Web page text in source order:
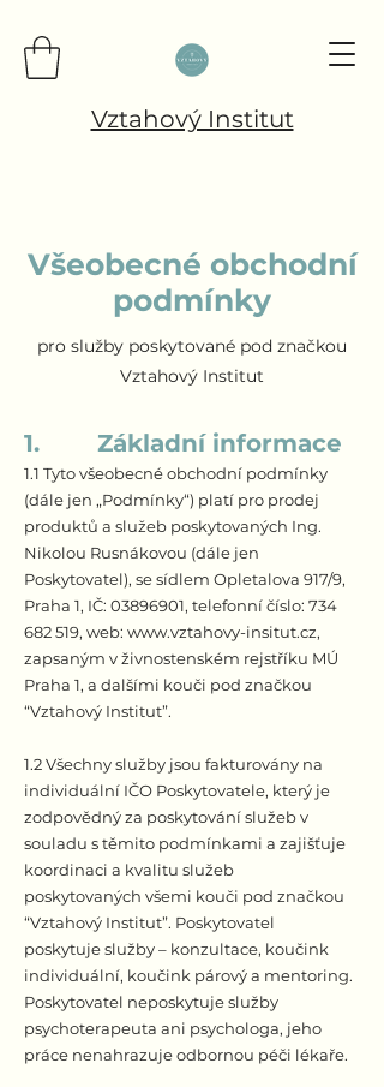
Vztahový Institut
Všeobecné obchodní
podmínky
pro služby poskytované pod značkou
Vztahový Institut
​1. Základní informace
1.1 Tyto všeobecné obchodní podmínky
(dále jen „Podmínky“) platí pro prodej
produktů a služeb poskytovaných Ing.
Nikolou Rusnákovou (dále jen
Poskytovatel), se sídlem Opletalova 917/9,
Praha 1, IČ: 03896901, telefonní číslo: 734
682 519, web: www.vztahovy-insitut.cz,
zapsaným v živnostenském rejstříku MÚ
Praha 1, a dalšími kouči pod značkou
“Vztahový Institut”.
1.2 Všechny služby jsou fakturovány na
individuální IČO Poskytovatele, který je
zodpovědný za poskytování služeb v
souladu s těmito podmínkami a zajišťuje
koordinaci a kvalitu služeb
poskytovaných všemi kouči pod značkou
“Vztahový Institut”. Poskytovatel
poskytuje služby – konzultace, koučink
individuální, koučink párový a mentoring.
Poskytovatel neposkytuje služby
psychoterapeuta ani psychologa, jeho
práce nenahrazuje odbornou péči lékaře.